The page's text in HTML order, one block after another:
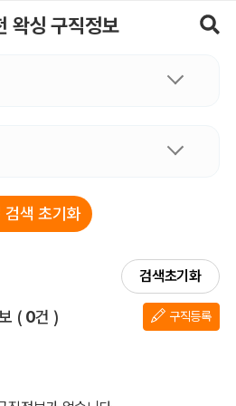
왁싱 구직정보
검색 초기화
검색초기화
전체 목록
( 0건 ) 구직등록